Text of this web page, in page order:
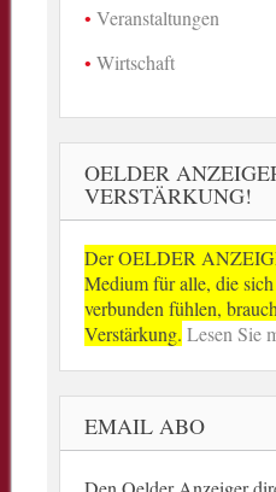
Veranstaltungen
Wirtschaft
OELDER
VERSTÄRKUNG!
Der OELDER
Medium für alle, die
verbunden fühlen,
Verstärkung. Lesen Sie
EMAIL ABO